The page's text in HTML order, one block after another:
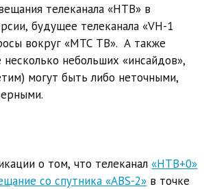
телеканала «НТВ» в
будущее телеканала «VH-1
вокруг «МТС ТВ». А также
небольших «инсайдов»,
могут быть либо неточными,
о том, что телеканал«НТВ+0»
со спутника «ABS-2» в точке